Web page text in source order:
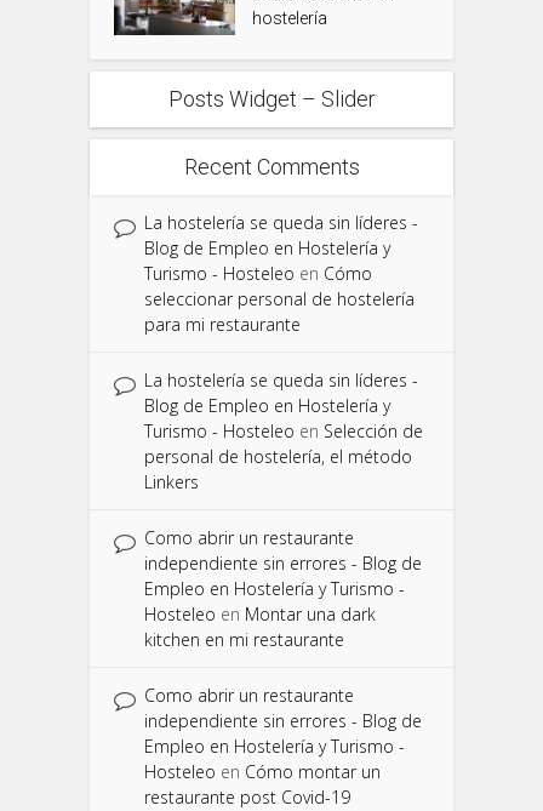
hostelería
Posts Widget – Slider
Recent Comments
La hostelería se queda sin líderes -
Blog de Empleo en Hostelería y
Turismo - Hosteleo en Cómo
seleccionar personal de hostelería
para mi restaurante
La hostelería se queda sin líderes -
Blog de Empleo en Hostelería y
Turismo - Hosteleo en Selección de
personal de hostelería, el método
Linkers
Como abrir un restaurante
independiente sin errores - Blog de
Empleo en Hostelería y Turismo -
Hosteleo en Montar una dark
kitchen en mi restaurante
Como abrir un restaurante
independiente sin errores - Blog de
Empleo en Hostelería y Turismo -
Hosteleo en Cómo montar un
restaurante post Covid-19